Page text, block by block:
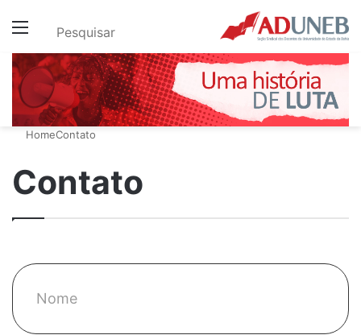
Menu Pesquisar
HomeContato
Contato
Nome